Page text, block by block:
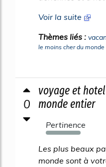
Voir la suite
Thèmes liés :
le moins cher du monde
0
voyage et
monde entier
Pertinence
636%
Les plus beaux
monde sont à